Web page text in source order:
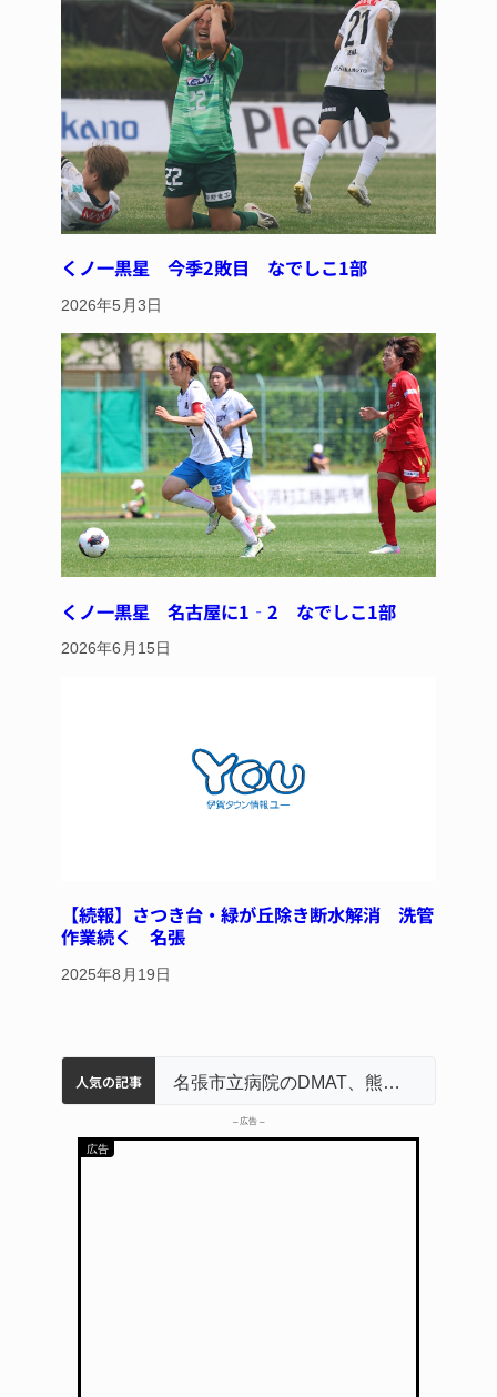
くノ一黒星 今季2敗目 なでしこ1部
2026年5月3日
くノ一黒星 名古屋に1‐2 なでしこ1部
2026年6月15日
【続報】さつき台・緑が丘除き断水解消 洗管
作業続く 名張
2025年8月19日
人気の記事
名張市水道料金47％値上げへ 答申案、審議会で大筋まとまる
器物損壊容疑で83歳女逮捕 伊賀署
中学校の陶壁モニュメント 地元建設会社がボランティアで清掃 伊賀 名張市立病院のDMAT、熊本地震の被災地へ 能登以来3回目の派遣
– 広告 –